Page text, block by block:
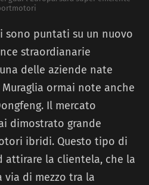
sono puntati su un nuovo
straordianarie
delle aziende nate
Muraglia ormai note anche
Il mercato
dimostrato grande
ibridi. Questo tipo di
attirare la clientela, che la
via di mezzo tra la